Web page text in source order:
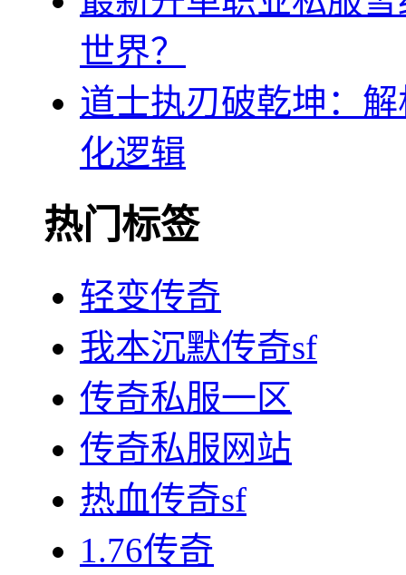
世界？
道士执刃破乾坤：
化逻辑
热门标签
轻变传奇
我本沉默传奇sf
传奇私服一区
传奇私服网站
热血传奇sf
1.76传奇